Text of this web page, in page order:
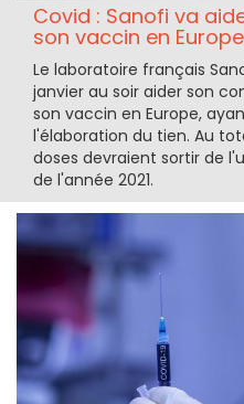
Covid : Sanofi va
son vaccin en Europe
Le laboratoire français
janvier au soir aider son
son vaccin en Europe,
l'élaboration du tien. Au
doses devraient sortir de
de l'année 2021.